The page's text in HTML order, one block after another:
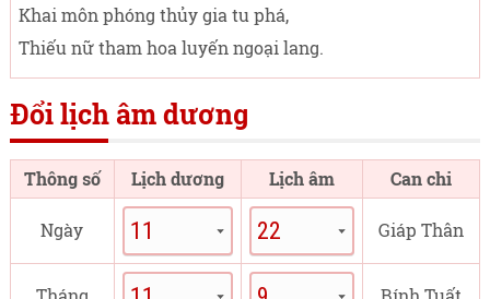
Khai môn phóng thủy gia tu phá,
Thiếu nữ tham hoa luyến ngoại lang.
Đổi lịch âm dương
Thông số Lịch dương Lịch âm Can chi
Ngày Giáp Thân